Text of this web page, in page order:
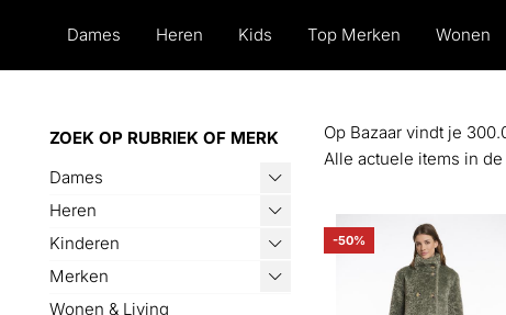
Dames Heren Kids Top Merken Wonen
ZOEK OP RUBRIEK OF MERK
Dames
Heren
Kinderen
Merken
Wonen & Living
Op Bazaar vindt je
Alle actuele items in de
-50%